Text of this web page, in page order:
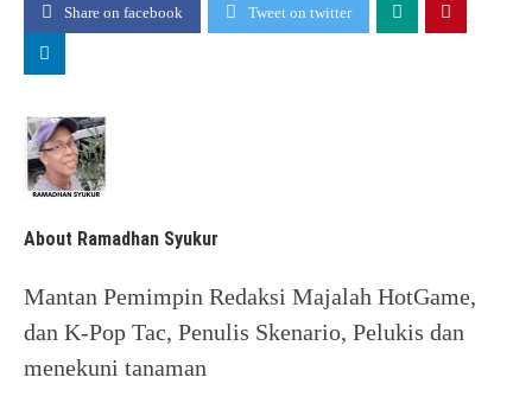
Share on facebook Tweet on twitter
About Ramadhan Syukur
Mantan Pemimpin Redaksi Majalah HotGame,
dan K-Pop Tac, Penulis Skenario, Pelukis dan
menekuni tanaman